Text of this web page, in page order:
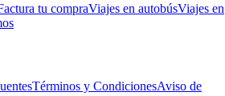
tu compraViajes en autobúsViajes en
Términos y CondicionesAviso de